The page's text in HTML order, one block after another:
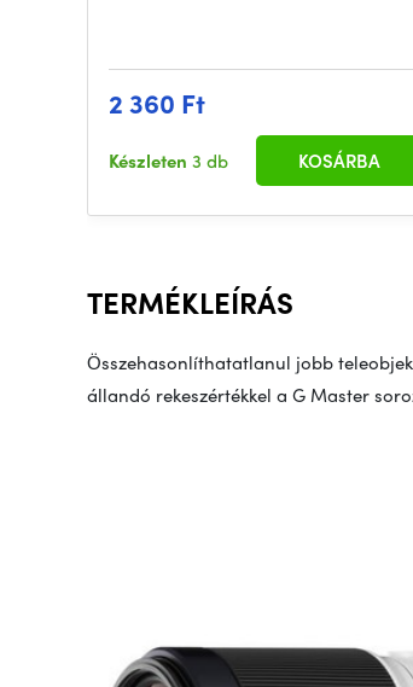
2 360 Ft
Készleten 3 db KOSÁRBA
TERMÉKLEÍRÁS
Összehasonlíthatatlanul jobb
állandó rekeszértékkel a G Master